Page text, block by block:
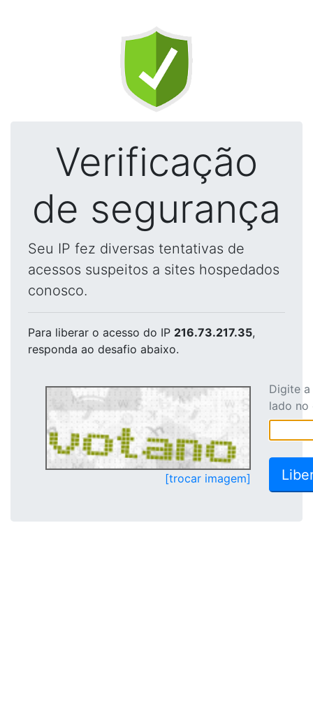
Verificação
de segurança
Seu IP fez diversas tentativas de
acessos suspeitos a sites hospedados
conosco.
Para liberar o acesso do IP 216.73.217.35,
responda ao desafio abaixo.
[trocar imagem]
Digite
lado no